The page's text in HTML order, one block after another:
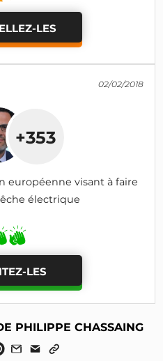
LES
02/02/2018
+353
européenne visant à faire
électrique
LES
PHILIPPE CHASSAING